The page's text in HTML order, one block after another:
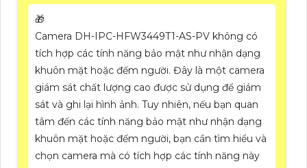
🎁
Camera DH-IPC-HFW3449T1-AS-PV không có
tích hợp các tính năng bảo mật như nhận dạng
khuôn mặt hoặc đếm người. Đây là một camera
giám sát chất lượng cao được sử dụng để giám
sát và ghi lại hình ảnh. Tuy nhiên, nếu bạn quan
tâm đến các tính năng bảo mật như nhận dạng
khuôn mặt hoặc đếm người, bạn cần tìm hiểu và
chọn camera mà có tích hợp các tính năng này